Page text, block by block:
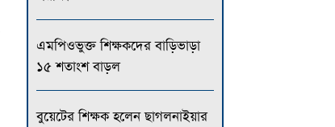
এমপিওভুক্ত শিক্ষকদের বাড়িভাড়া
১৫ শতাংশ বাড়ল
বুয়েটের শিক্ষক হলেন ছাগলনাইয়ার